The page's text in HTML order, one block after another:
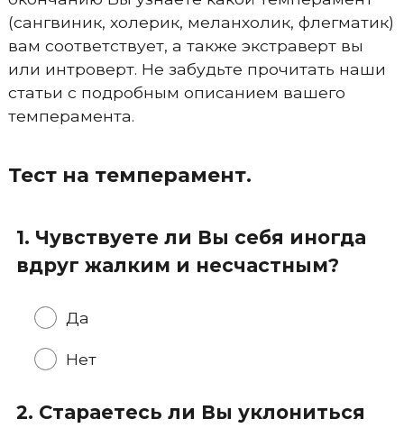
(сангвиник, холерик, меланхолик, флегматик)
вам соответствует, а также экстраверт вы
или интроверт. Не забудьте прочитать наши
статьи с подробным описанием вашего
темперамента.
Тест на темперамент.
1. Чувствуете ли Вы себя иногда
вдруг жалким и несчастным?
Да
Нет
2. Стараетесь ли Вы уклониться